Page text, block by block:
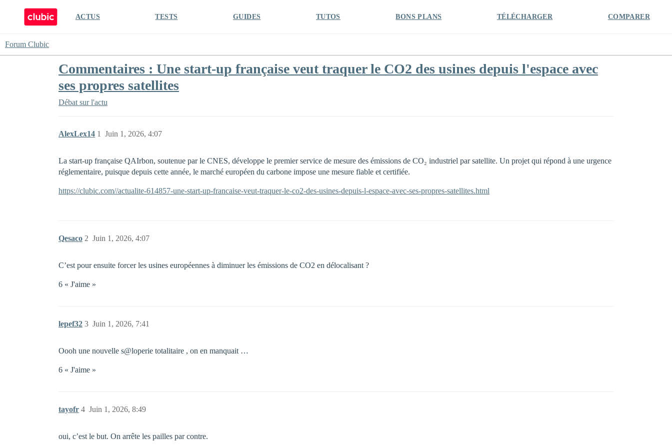
ACTUS TESTS GUIDES TUTOS BONS PLANS TÉLÉCHARGER COMPARER
Forum Clubic
Commentaires : Une start-up française veut traquer le CO2 des usines depuis l'espace avec
ses propres satellites
Débat sur l'actu
AlexLex14 Juin 1, 2026, 4:07
1
La start-up française QAIrbon, soutenue par le CNES, développe le premier service de mesure des émissions de CO₂ industriel par satellite. Un projet qui répond à une urgence
réglementaire, puisque depuis cette année, le marché européen du carbone impose une mesure fiable et certifiée.
https://clubic.com//actualite-614857-une-start-up-francaise-veut-traquer-le-co2-des-usines-depuis-l-espace-avec-ses-propres-satellites.html
Qesaco Juin 1, 2026, 4:07
2
C’est pour ensuite forcer les usines européennes à diminuer les émissions de CO2 en délocalisant ?
6 « J'aime »
lepef32 Juin 1, 2026, 7:41
3
Oooh une nouvelle s@loperie totalitaire , on en manquait …
6 « J'aime »
tayofr Juin 1, 2026, 8:49
4
oui, c’est le but. On arrête les pailles par contre.